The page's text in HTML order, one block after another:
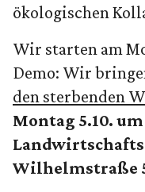
ökologischen
Wir starten am
Demo: Wir
den sterbenden
Montag 5.10.
Wilhelmstraße